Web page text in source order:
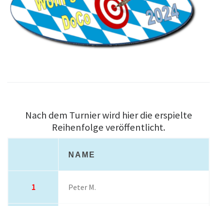
Nach dem Turnier wird hier die erspielte
Reihenfolge veröffentlicht.
NAME
1 Peter M.